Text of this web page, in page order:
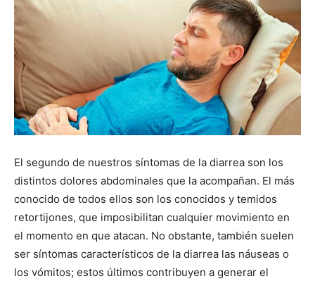
El segundo de nuestros síntomas de la diarrea son los
distintos dolores abdominales que la acompañan. El más
conocido de todos ellos son los conocidos y temidos
retortijones, que imposibilitan cualquier movimiento en
el momento en que atacan. No obstante, también suelen
ser síntomas característicos de la diarrea las náuseas o
los vómitos; estos últimos contribuyen a generar el